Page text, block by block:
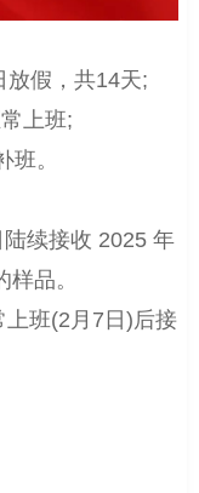
放假，共14天;
上班;
。
续接收 2025 年
品。
班(2月7日)后接